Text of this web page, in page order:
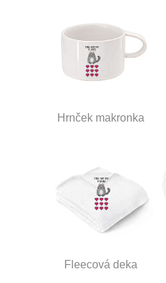
Hrnček makronka
Fleecová deka